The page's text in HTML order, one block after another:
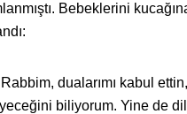
Bebeklerini
dualarımı kabul
biliyorum. Yine de